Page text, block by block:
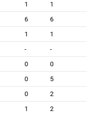
1
1
6
6
1
1
-
-
0
0
0
5
0
2
1 2